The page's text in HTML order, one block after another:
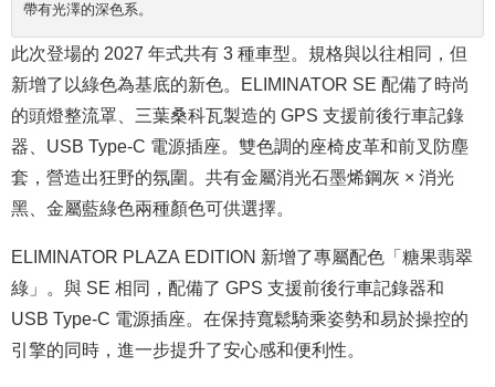
帶有光澤的深色系。
此次登場的 2027 年式共有 3 種車型。規格與以往相同，但
新增了以綠色為基底的新色。ELIMINATOR SE 配備了時尚
的頭燈整流罩、三葉桑科瓦製造的 GPS 支援前後行車記錄
器、USB Type-C 電源插座。雙色調的座椅皮革和前叉防塵
套，營造出狂野的氛圍。共有金屬消光石墨烯鋼灰 × 消光
黑、金屬藍綠色兩種顏色可供選擇。
ELIMINATOR PLAZA EDITION 新增了專屬配色「糖果翡翠
綠」。與 SE 相同，配備了 GPS 支援前後行車記錄器和
USB Type-C 電源插座。在保持寬鬆騎乘姿勢和易於操控的
引擎的同時，進一步提升了安心感和便利性。